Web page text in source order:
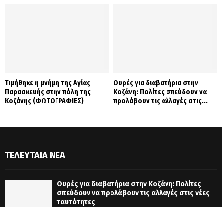
Τιμήθηκε η μνήμη της Αγίας
Παρασκευής στην πόλη της
Κοζάνης (ΦΩΤΟΓΡΑΦΙΕΣ)
Ουρές για διαβατήρια στην
Κοζάνη: Πολίτες σπεύδουν να
προλάβουν τις αλλαγές στις...
ΤΕΛΕΥΤΑΊΑ ΝΈΑ
Ουρές για διαβατήρια στην Κοζάνη: Πολίτες
σπεύδουν να προλάβουν τις αλλαγές στις νέες
ταυτότητες